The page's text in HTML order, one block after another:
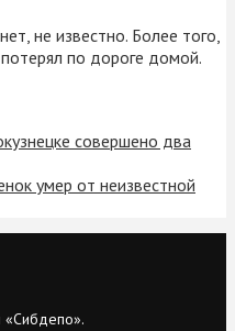
не известно. Более того,
по дороге домой.
совершено два
умер от неизвестной